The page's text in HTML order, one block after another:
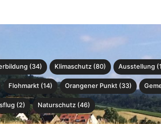
(34) Klimaschutz (80) Ausstellung
Flohmarkt (14) Orangener Punkt (33)
(2) Naturschutz (46)